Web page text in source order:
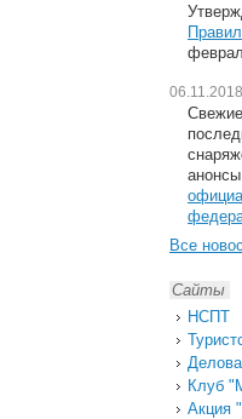
Правил
06.11.2018
Все
Сайты
НСПТ
Клуб
Акция